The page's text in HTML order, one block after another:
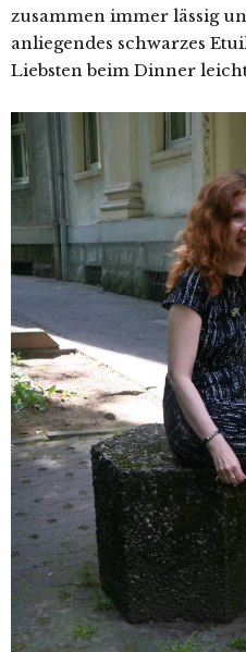
zusammen immer lässig
anliegendes schwarzes
Liebsten beim Dinner